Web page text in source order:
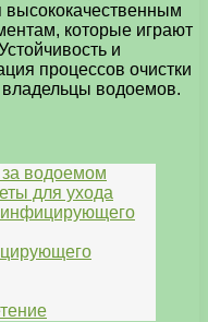
высококачественным
которые играют
и
процессов очистки
водоемов.
водоемом
для ухода